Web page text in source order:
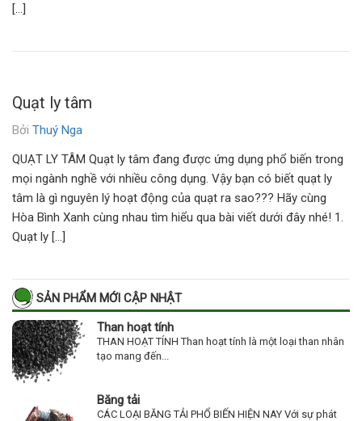
[…]
Quạt ly tâm
Bởi Thuý Nga
QUẠT LY TÂM Quạt ly tâm đang được ứng dụng phổ biến trong
mọi ngành nghề với nhiều công dụng. Vậy bạn có biết quạt ly
tâm là gì nguyên lý hoạt động của quạt ra sao??? Hãy cùng
Hòa Bình Xanh cùng nhau tìm hiểu qua bài viết dưới đây nhé! 1.
Quạt ly […]
SẢN PHẨM MỚI CẬP NHẬT
Than hoạt tính
THAN HOẠT TÍNH Than hoạt tính là một loại than nhân
tạo mang đến...
Băng tải
CÁC LOẠI BĂNG TẢI PHỔ BIẾN HIỆN NAY Với sự phát